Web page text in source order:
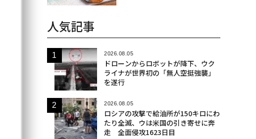
人気記事
2026.08.05
ドローンからロボットが降下、ウク
ライナが世界初の「無人空挺強襲」
を遂行
2026.08.05
ロシアの攻撃で給油所が150キロにわ
たり全滅、ウは米国の引き寄せに奔
走 全面侵攻1623日目